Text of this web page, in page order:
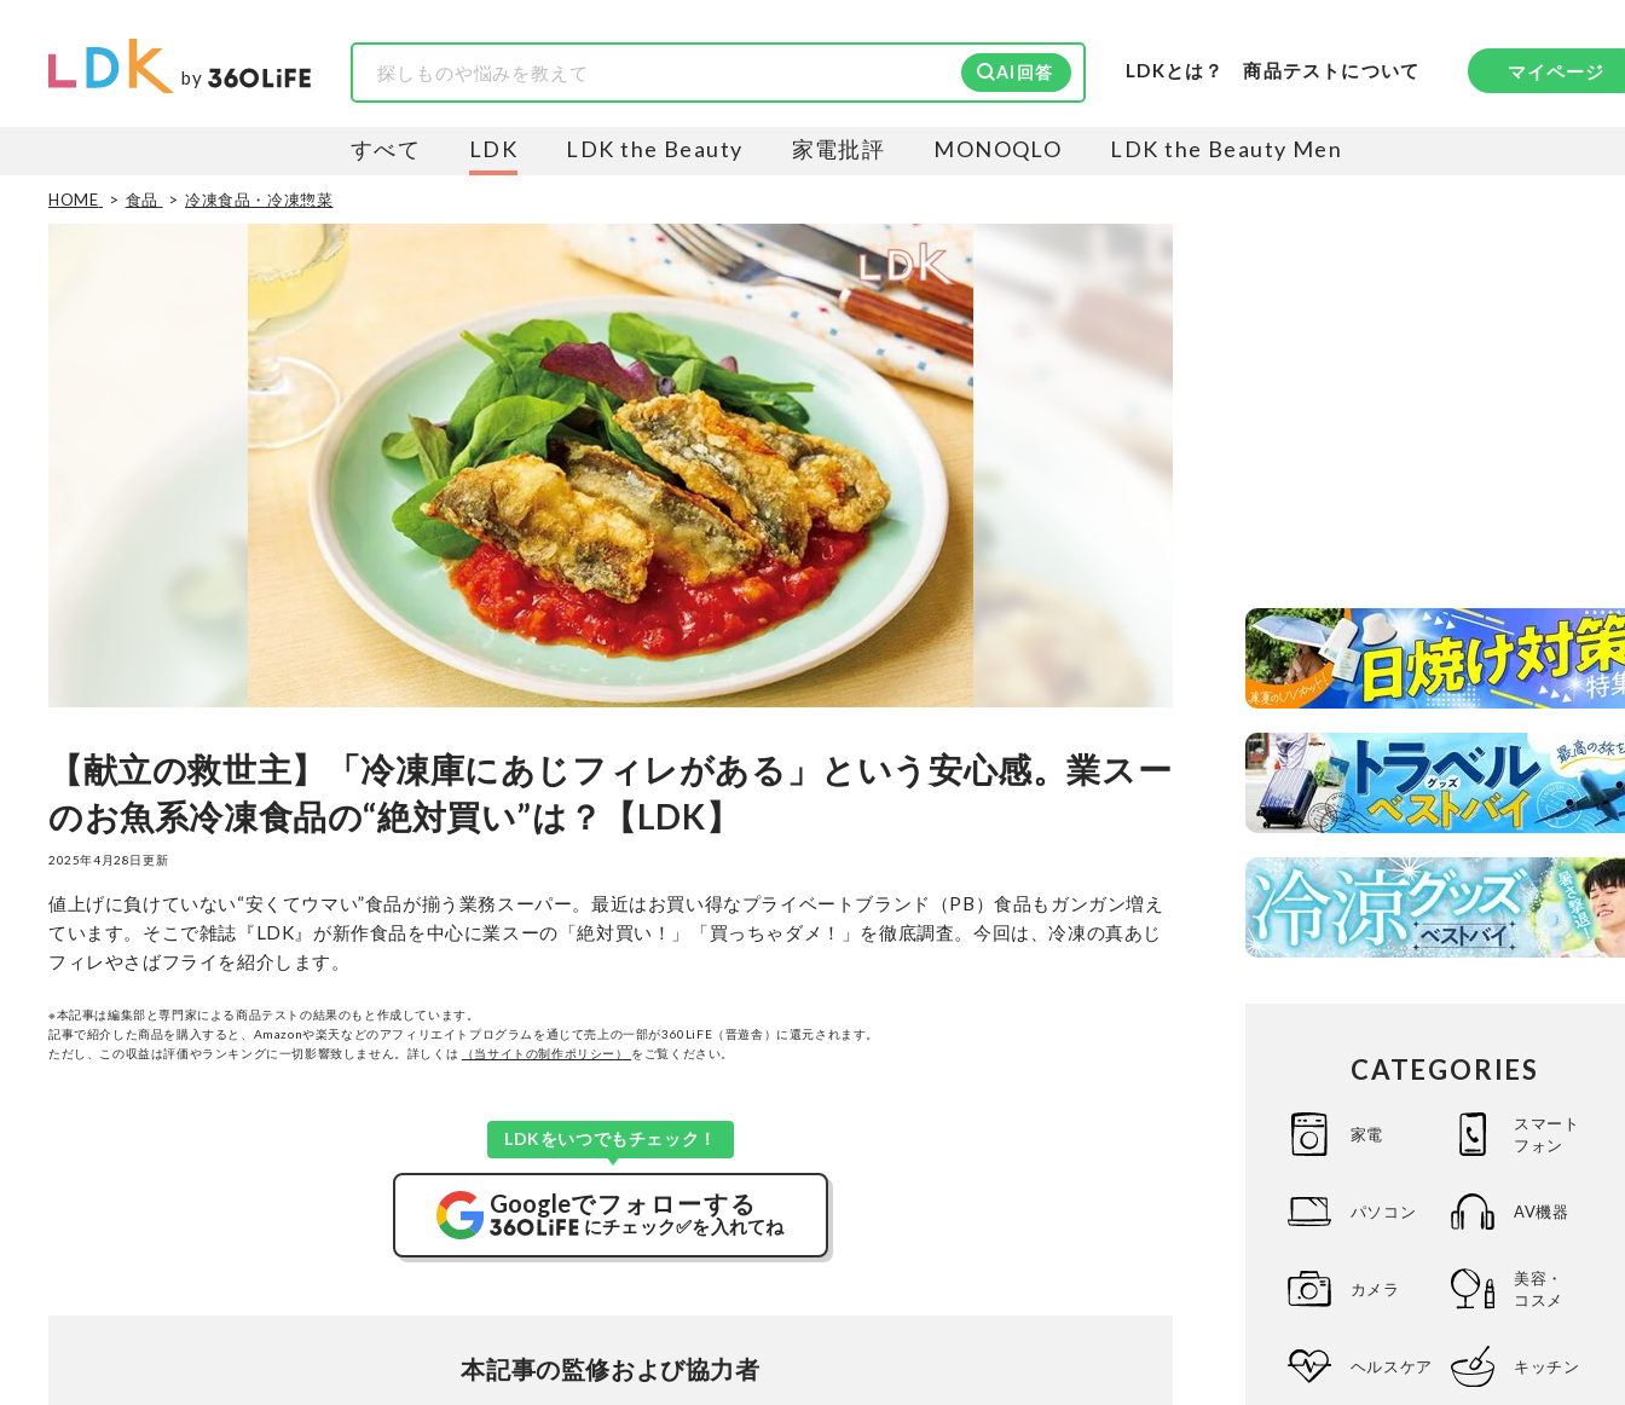
by AI回答 LDKとは？ 商品テストについて マイページ
すべて LDK LDK the Beauty 家電批評 MONOQLO LDK the Beauty Men
HOME 食品 冷凍食品・冷凍惣菜
【献立の救世主】「冷凍庫にあじフィレがある」という安心感。業スー
のお魚系冷凍食品の“絶対買い”は？【LDK】
2025年4月28日更新
値上げに負けていない“安くてウマい”食品が揃う業務スーパー。最近はお買い得なプライベートブランド（PB）食品もガンガン増え
ています。そこで雑誌『LDK』が新作食品を中心に業スーの「絶対買い！」「買っちゃダメ！」を徹底調査。今回は、冷凍の真あじ
フィレやさばフライを紹介します。
※本記事は編集部と専門家による商品テストの結果のもと作成しています。
記事で紹介した商品を購入すると、Amazonや楽天などのアフィリエイトプログラムを通じて売上の一部が360LiFE（晋遊舎）に還元されます。
ただし、この収益は評価やランキングに一切影響致しません。詳しくは
（当サイトの制作ポリシー） をご覧ください。
LDKをいつでもチェック！
Googleでフォローする
にチェック✅を入れてね
本記事の監修および協力者
CATEGORIES
家電
スマート
フォン
パソコン AV機器
カメラ
美容・
コスメ
ヘルスケア キッチン